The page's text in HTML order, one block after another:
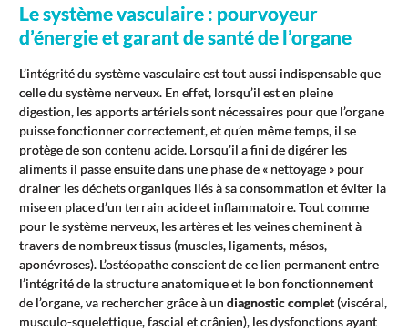
Le système vasculaire : pourvoyeur
d’énergie et garant de santé de l’organe
L’intégrité du système vasculaire est tout aussi indispensable que
celle du système nerveux. En effet, lorsqu’il est en pleine
digestion, les apports artériels sont nécessaires pour que l’organe
puisse fonctionner correctement, et qu’en même temps, il se
protège de son contenu acide. Lorsqu’il a fini de digérer les
aliments il passe ensuite dans une phase de « nettoyage » pour
drainer les déchets organiques liés à sa consommation et éviter la
mise en place d’un terrain acide et inflammatoire. Tout comme
pour le système nerveux, les artères et les veines cheminent à
travers de nombreux tissus (muscles, ligaments, mésos,
aponévroses). L’ostéopathe conscient de ce lien permanent entre
l’intégrité de la structure anatomique et le bon fonctionnement
de l’organe, va rechercher grâce à un diagnostic complet (viscéral,
musculo-squelettique, fascial et crânien), les dysfonctions ayant